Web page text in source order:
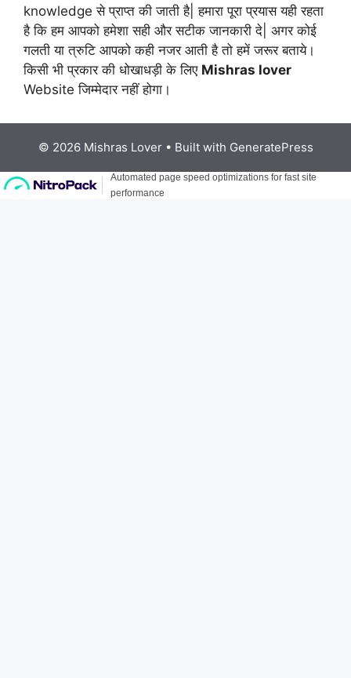
knowledge से प्राप्त की जाती है| हमारा पूरा प्रयास यही रहता
है कि हम आपको हमेशा सही और सटीक जानकारी दे| अगर कोई
गलती या त्रुटि आपको कही नजर आती है तो हमें जरूर बताये।
किसी भी प्रकार की धोखाधड़ी के लिए Mishras lover
Website जिम्मेदार नहीं होगा।
© 2026 Mishras Lover• Built with GeneratePress